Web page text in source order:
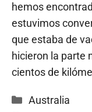
hemos
estuvimos
que estaba de
hicieron la parte
cientos de
Categorías
Australia